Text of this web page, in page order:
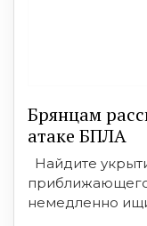
Брянцам
атаке БПЛА
Найдите
немедленно